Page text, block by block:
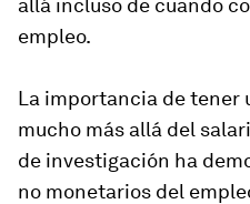
allá incluso de cuando
empleo.
La importancia de tener
mucho más allá del
de investigación ha
no monetarios del